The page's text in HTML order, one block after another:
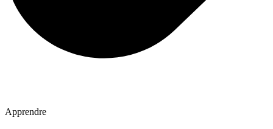
Apprendre